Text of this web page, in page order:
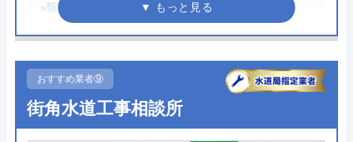
てくださり助かりました！ ありがとうござ
いました。
●駆けつけ時間 最短30分
●受付時間 8:00-22:00
●定休日
●出張見積もり 出張見積もり無料
●支払い方法 現金、クレジットカード
おすすめ業者⑨
街角水道工事相談所